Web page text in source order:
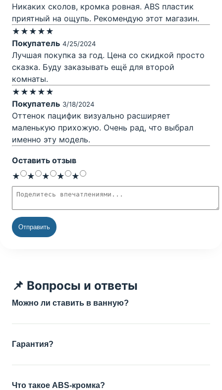
Никаких сколов, кромка ровная. ABS пластик
приятный на ощупь. Рекомендую этот магазин.
★★★★★
Покупатель 4/25/2024
Лучшая покупка за год. Цена со скидкой просто
сказка. Буду заказывать ещё для второй
комнаты.
★★★★★
Покупатель 3/18/2024
Оттенок пацифик визуально расширяет
маленькую прихожую. Очень рад, что выбрал
именно эту модель.
Оставить отзыв
Оценка
5 звёзд
★
4 звезды
★
3 звезды
★
2 звезды
★
1 звезда
★
Текст отзыва
Отправить
📌 Вопросы и ответы
Можно ли ставить в ванную?
Гарантия?
Что такое ABS-кромка?